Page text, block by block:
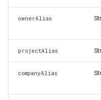
ownerAlias
projectAlias
companyAlias